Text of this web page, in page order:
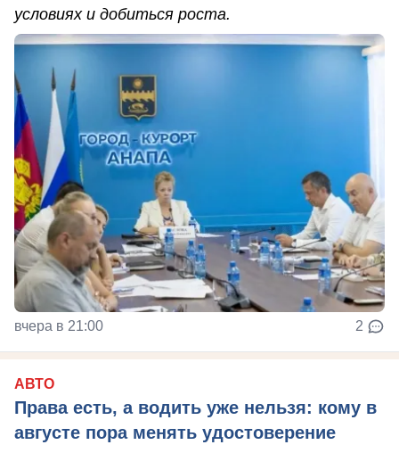
условиях и добиться роста.
вчера в 21:00 2
АВТО
Права есть, а водить уже нельзя: кому в
августе пора менять удостоверение